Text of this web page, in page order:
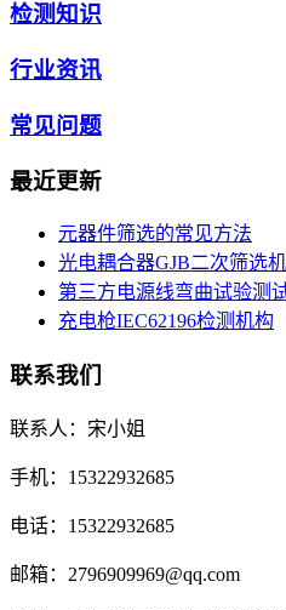
检测知识
行业资讯
常见问题
最近更新
元器件筛选的常见方法
光电耦合器GJB二次筛选
第三方电源线弯曲试验测
充电枪IEC62196检测机构
联系我们
联系人：宋小姐
手机：15322932685
电话：15322932685
邮箱：2796909969@qq.com